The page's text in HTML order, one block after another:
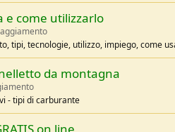
e come utilizzarlo
tipi, tecnologie, utilizzo, impiego, come
da montagna
- tipi di carburante